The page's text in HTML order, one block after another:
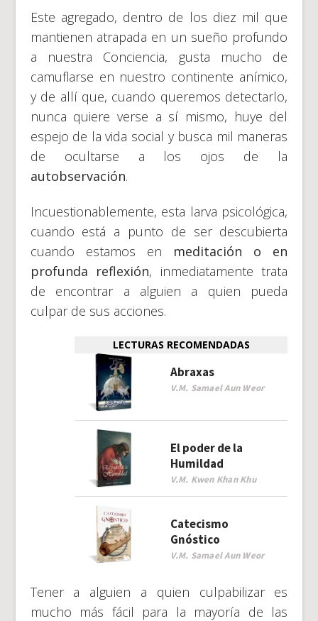
Este agregado, dentro de los diez mil que
mantienen atrapada en un sueño profundo
a nuestra Conciencia, gusta mucho de
camuflarse en nuestro continente anímico,
y de allí que, cuando queremos detectarlo,
nunca quiere verse a sí mismo, huye del
espejo de la vida social y busca mil maneras
de ocultarse a los ojos de la
autobservación.
Incuestionablemente, esta larva psicológica,
cuando está a punto de ser descubierta
cuando estamos en meditación o en
profunda reflexión, inmediatamente trata
de encontrar a alguien a quien pueda
culpar de sus acciones.
LECTURAS RECOMENDADAS
Abraxas
V.M. Samael Aun Weor
El poder de la
Humildad
V.M. Kwen Khan Khu
Catecismo
Gnóstico
V.M. Samael Aun Weor
Tener a alguien a quien culpabilizar es
mucho más fácil para la mayoría de las